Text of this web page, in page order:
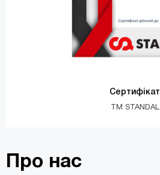
Сертифікат
TM STANDAL
Про нас